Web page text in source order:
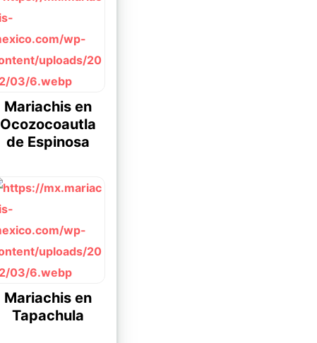
Mariachis en
Ocozocoautla
de Espinosa
Mariachis en
Tapachula